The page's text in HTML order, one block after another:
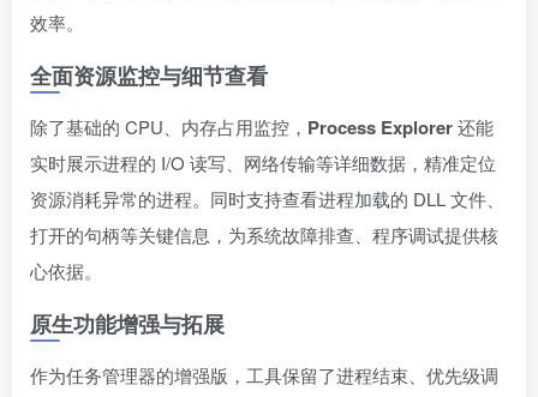
效率。
全面资源监控与细节查看
除了基础的 CPU、内存占用监控， Process Explorer还能
实时展示进程的 I/O 读写、网络传输等详细数据，精准定位
资源消耗异常的进程。同时支持查看进程加载的 DLL 文件、
打开的句柄等关键信息，为系统故障排查、程序调试提供核
心依据。
原生功能增强与拓展
作为任务管理器的增强版，工具保留了进程结束、优先级调